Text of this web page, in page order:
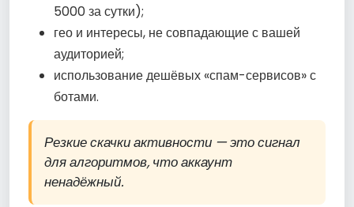
5000 за сутки);
гео и интересы, не совпадающие с вашей
аудиторией;
использование дешёвых «спам-сервисов» с
ботами.
Резкие скачки активности — это сигнал
для алгоритмов, что аккаунт
ненадёжный.